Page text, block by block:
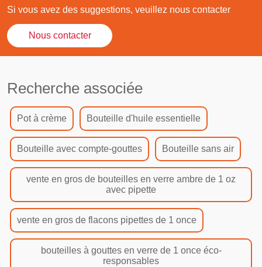
Si vous avez des suggestions, veuillez nous contacter
Nous contacter
Recherche associée
Pot à crème Bouteille d'huile essentielle
Bouteille avec compte-gouttes Bouteille sans air
vente en gros de bouteilles en verre ambre de 1 oz
avec pipette
vente en gros de flacons pipettes de 1 once
bouteilles à gouttes en verre de 1 once éco-
responsables